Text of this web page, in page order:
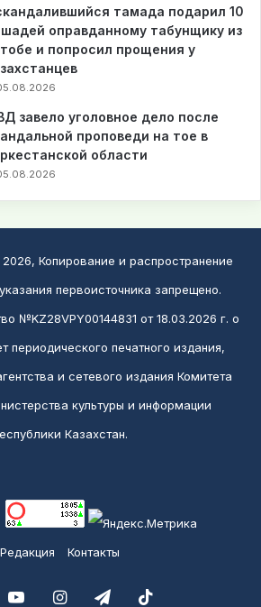
тамада подарил 10
оправданному табунщику из
и попросил прощения у
завело уголовное дело после
проповеди на тое в
области
Копирование и распространение
первоисточника запрещено.
№KZ28VPY00144831 от 18.03.2026 г. о
периодического печатного издания,
и сетевого издания Комитета
культуры и информации
Казахстан.
Редакция Контакты
YouTubeInstagramTelegram